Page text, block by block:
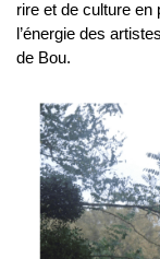
rire et de culture en
l’énergie des
de Bou.